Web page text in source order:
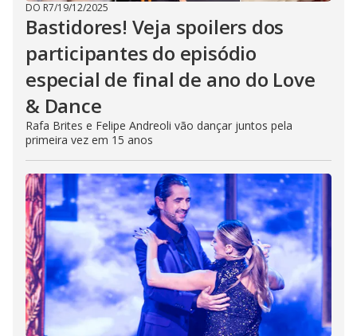
DO R7/19/12/2025
Bastidores! Veja spoilers dos
participantes do episódio
especial de final de ano do Love
& Dance
Rafa Brites e Felipe Andreoli vão dançar juntos pela
primeira vez em 15 anos